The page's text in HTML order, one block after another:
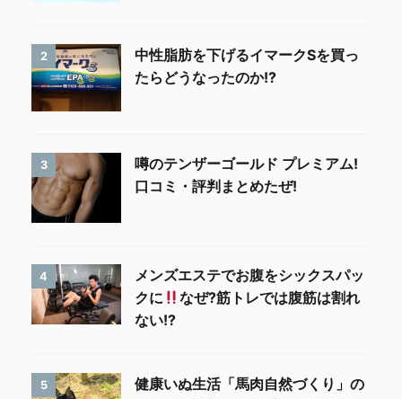
2
中性脂肪を下げるイマークSを買っ
たらどうなったのか!?
3
噂のテンザーゴールド プレミアム!
口コミ・評判まとめたぜ!
4
メンズエステでお腹をシックスパッ
クに
なぜ?筋トレでは腹筋は割れ
ない!?
5
健康いぬ生活「馬肉自然づくり」の